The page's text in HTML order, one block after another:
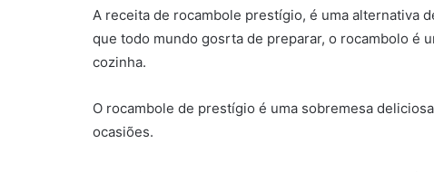
A receita de rocambole prestígio, é uma alternativa
que todo mundo gosrta de preparar, o rocambolo é
cozinha.
O rocambole de prestígio é uma sobremesa
ocasiões.